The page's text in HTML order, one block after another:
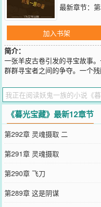
最新章节：
加入书架
简介：
一张羊皮古卷引发的寻宝故事
群群寻宝者之间的争夺。一个
本，放心收藏】。喜欢妖鬼作
妖鬼族①群：37100828
您要是觉得《暮光宝藏 》还不
里的朋友推荐哦！
《暮光宝藏》最新12章节
第292章 灵魂摄取 二
第291章 灵魂摄取
第290章 飞刀
第289章 这是阴谋